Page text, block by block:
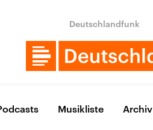
Deutschlandfunk
Musikliste Archiv